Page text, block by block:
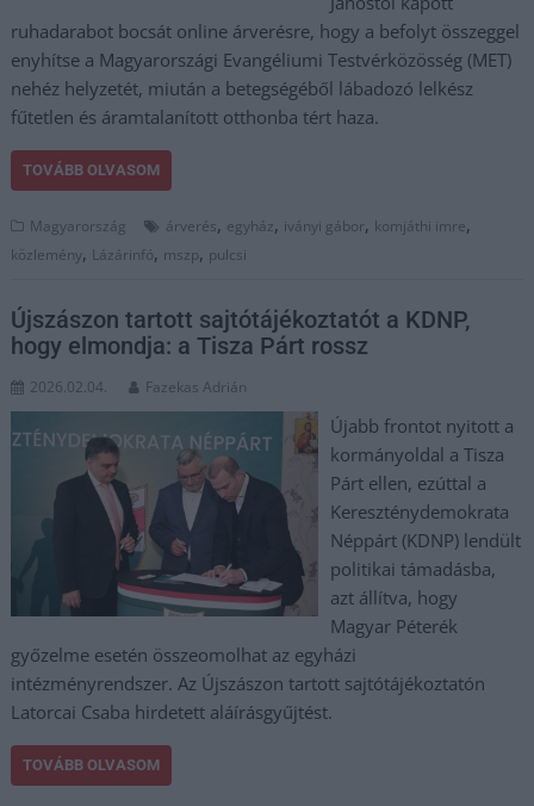
ruhadarabot bocsát online árverésre, hogy a befolyt összeggel
enyhítse a Magyarországi Evangéliumi Testvérközösség (MET)
nehéz helyzetét, miután a betegségéből lábadozó lelkész
fűtetlen és áramtalanított otthonba tért haza.
TOVÁBB OLVASOM
Magyarország árverés, egyház, iványi gábor, komjáthi imre,
közlemény, Lázárinfó, mszp, pulcsi
Újszászon tartott sajtótájékoztatót a KDNP,
hogy elmondja: a Tisza Párt rossz
2026.02.04. Fazekas Adrián
Újabb frontot nyitott a
kormányoldal a Tisza
Párt ellen, ezúttal a
Kereszténydemokrata
Néppárt (KDNP) lendült
politikai támadásba,
azt állítva, hogy
Magyar Péterék
győzelme esetén összeomolhat az egyházi
intézményrendszer. Az Újszászon tartott sajtótájékoztatón
Latorcai Csaba hirdetett aláírásgyűjtést.
TOVÁBB OLVASOM